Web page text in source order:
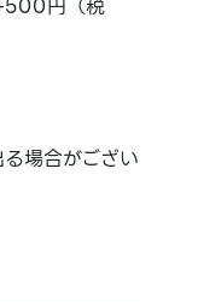
円（税
場合がござい